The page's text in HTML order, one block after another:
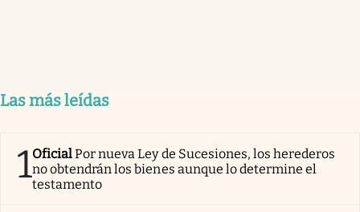
Las más leídas
1OficialPor nueva Ley de Sucesiones, los herederos
no obtendrán los bienes aunque lo determine el
testamento